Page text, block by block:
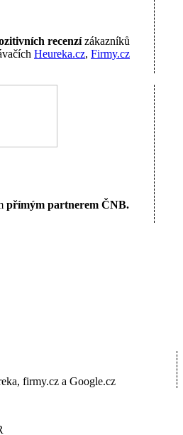
recenzízákazníků
Heureka.cz, Firmy.cz
přímým partnerem ČNB.
firmy.cz a Google.cz